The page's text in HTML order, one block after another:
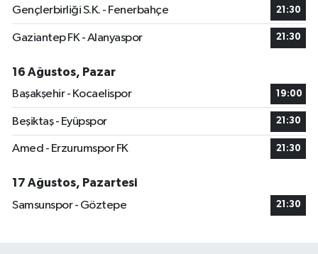
Gençlerbirliği S.K. - Fenerbahçe 21:30
Gaziantep FK - Alanyaspor 21:30
16 Ağustos, Pazar
Başakşehir - Kocaelispor
19:00
Beşiktaş - Eyüpspor 21:30
Amed - Erzurumspor FK 21:30
17 Ağustos, Pazartesi
Samsunspor - Göztepe
21:30